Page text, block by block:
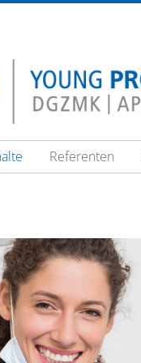
Referenten